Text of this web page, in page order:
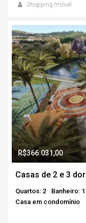
Shopping Imóvel
R$366.031,00
Quartos: 2 Banheiro: 1
Casa em condomínio